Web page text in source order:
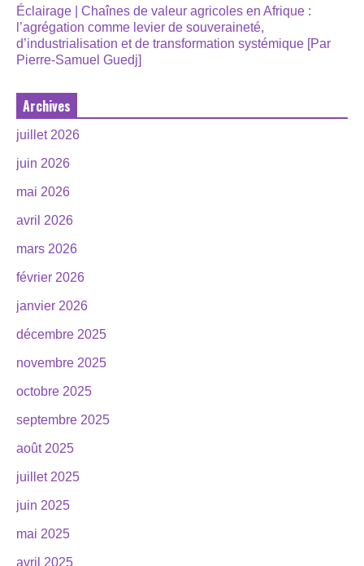
Éclairage | Chaînes de valeur agricoles en Afrique :
l’agrégation comme levier de souveraineté,
d’industrialisation et de transformation systémique [Par
Pierre-Samuel Guedj]
Archives
juillet 2026
juin 2026
mai 2026
avril 2026
mars 2026
février 2026
janvier 2026
décembre 2025
novembre 2025
octobre 2025
septembre 2025
août 2025
juillet 2025
juin 2025
mai 2025
avril 2025